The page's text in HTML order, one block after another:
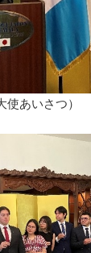
使あいさつ）